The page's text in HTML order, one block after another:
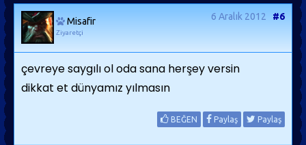
Misafir
Ziyaretçi
6 Aralık 2012 #6
çevreye saygılı ol oda sana herşey versin
dikkat et dünyamız yılmasın
BEĞEN Paylaş Paylaş